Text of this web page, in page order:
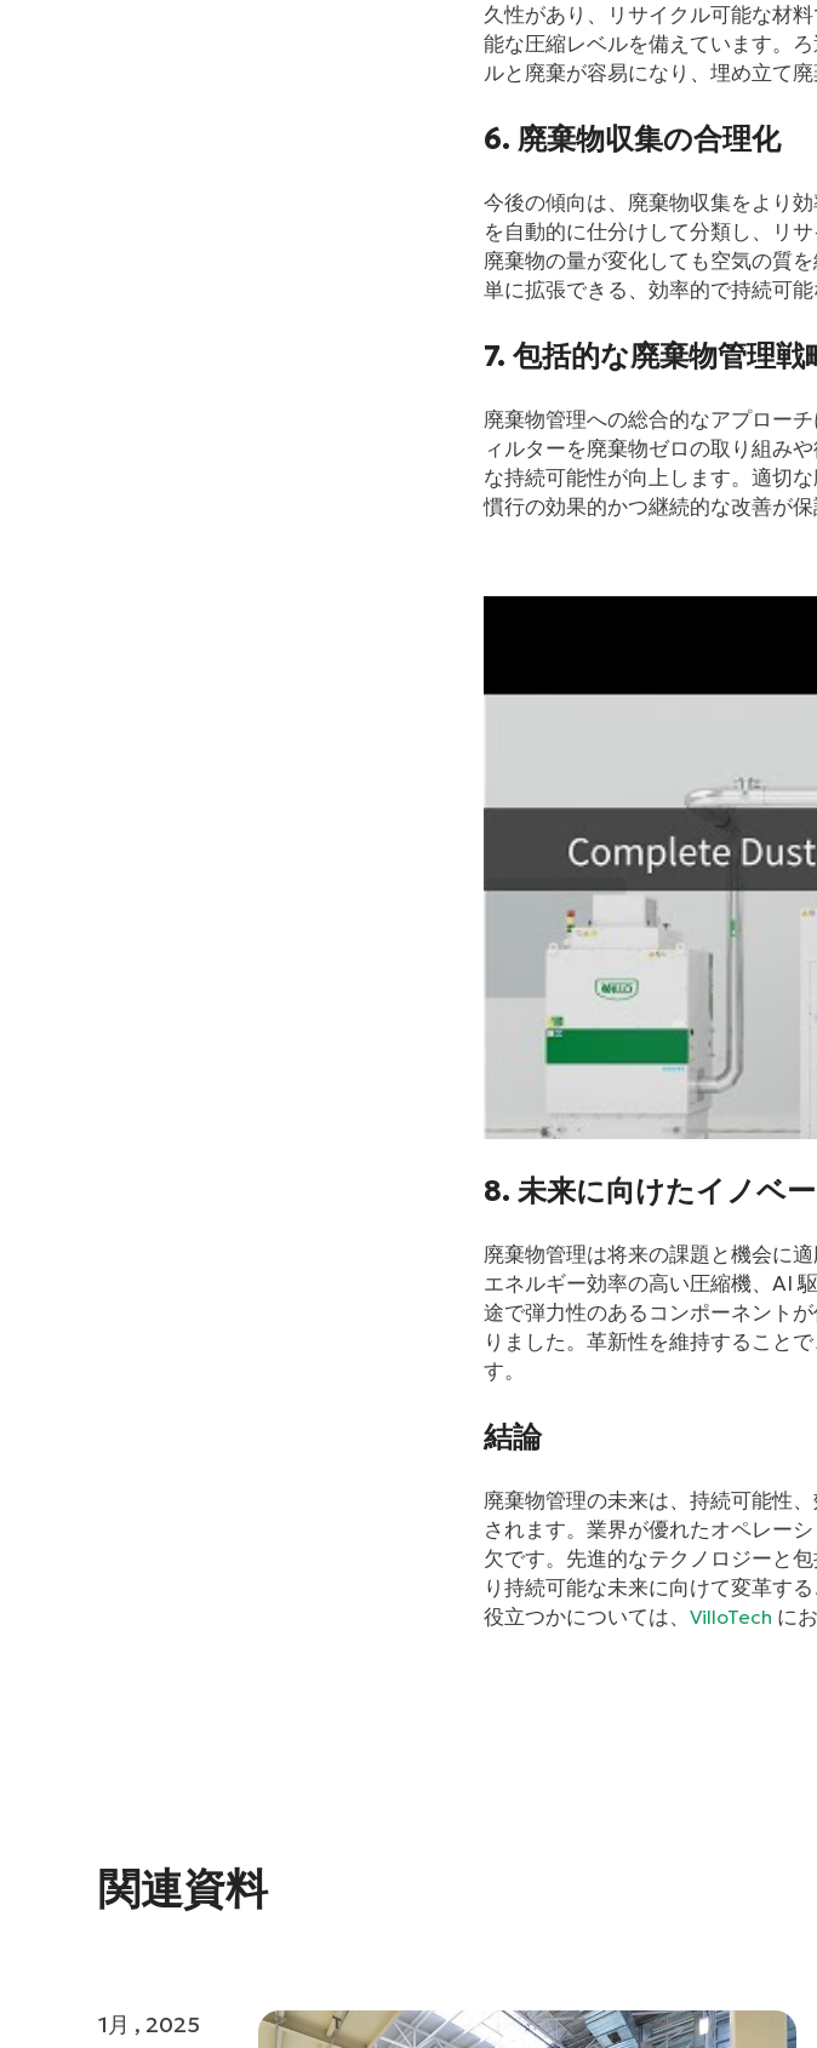
久性があり、リサイクル可能な材
能な圧縮レベルを備えています。
ルと廃棄が容易になり、埋め立て廃
6. 廃棄物収集の合理化
今後の傾向は、廃棄物収集をより
を自動的に仕分けして分類し、リ
廃棄物の量が変化しても空気の質
単に拡張できる、効率的で持続可
7. 包括的な廃棄物管理戦
廃棄物管理への総合的なアプロー
ィルターを廃棄物ゼロの取り組み
な持続可能性が向上します。適切
慣行の効果的かつ継続的な改善が保
8. 未来に向けたイノベ
廃棄物管理は将来の課題と機会に
エネルギー効率の高い圧縮機、AI
途で弾力性のあるコンポーネント
りました。革新性を維持すること
す。
結論
廃棄物管理の未来は、持続可能性
されます。業界が優れたオペレー
欠です。先進的なテクノロジーと
り持続可能な未来に向けて変革す
役立つかについては、 VilloTech に
関連資料
1月 , 2025